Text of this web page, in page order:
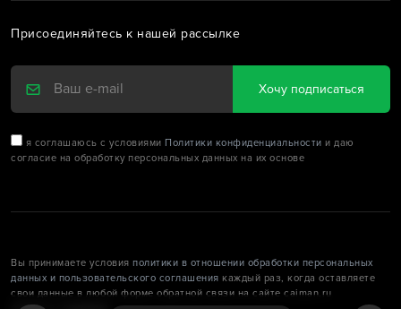
Присоединяйтесь к нашей рассылке
Хочу подписаться
я соглашаюсь с условиями Политики конфиденциальности и даю
согласие на обработку персональных данных на их основе
Вы принимаете условия политики в отношении обработки персональных
данных и пользовательского соглашения каждый раз, когда оставляете
свои данные в любой форме обратной связи на сайте caiman.ru